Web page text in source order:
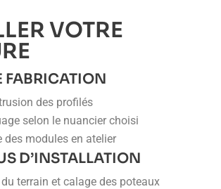
VOTRE
FABRICATION
des profilés
selon le nuancier choisi
des modules en atelier
D’INSTALLATION
terrain et calage des poteaux